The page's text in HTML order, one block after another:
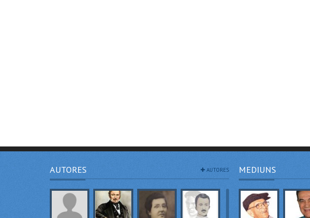
AUTORES AUTORES MEDIUNS